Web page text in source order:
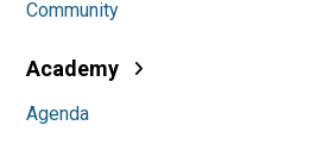
Community
Academy
Agenda